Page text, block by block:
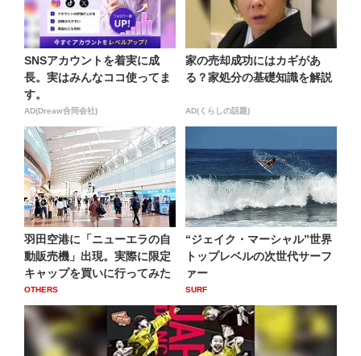
SNSアカウントを着実に成
長。実はみんなココ使ってま
す。
AD(Dreaw合同会社)
家の売却成功にはカギがあ
る？家処分の基礎知識を解説
AD(くらしの話題)
羽田空港に「ニューエラの自
動販売機」出現。実際に限定
キャップを買いに行ってみた
OTHERS
“ジェイク・マーシャル”世界
トップレベルの次世代サーフ
ァー
SURF